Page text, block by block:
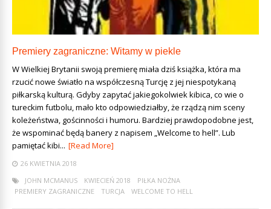
Premiery zagraniczne: Witamy w piekle
W Wielkiej Brytanii swoją premierę miała dziś książka, która ma
rzucić nowe światło na współczesną Turcję z jej niespotykaną
piłkarską kulturą. Gdyby zapytać jakiegokolwiek kibica, co wie o
tureckim futbolu, mało kto odpowiedziałby, że rządzą nim sceny
koleżeństwa, gościnności i humoru. Bardziej prawdopodobne jest,
że wspominać będą banery z napisem „Welcome to hell”. Lub
pamiętać kibi... [Read More]
26 KWIETNIA 2018
JOHN MCMANUS
KWIECIEŃ 2018
PIŁKA NOŻNA
PREMIERY ZAGRANICZNE
TURCJA WELCOME TO HELL